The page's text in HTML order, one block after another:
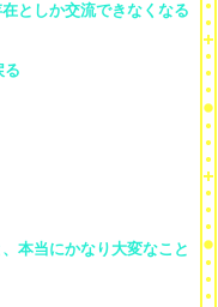
としか交流できなくなる
る
本当にかなり大変なこと